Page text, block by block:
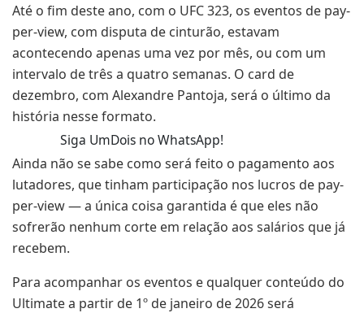
Até o fim deste ano, com o UFC 323, os eventos de pay-
per-view, com disputa de cinturão, estavam
acontecendo apenas uma vez por mês, ou com um
intervalo de três a quatro semanas. O card de
dezembro, com Alexandre Pantoja, será o último da
história nesse formato.
Siga UmDois no WhatsApp!
Ainda não se sabe como será feito o pagamento aos
lutadores, que tinham participação nos lucros de pay-
per-view — a única coisa garantida é que eles não
sofrerão nenhum corte em relação aos salários que já
recebem.
Para acompanhar os eventos e qualquer conteúdo do
Ultimate a partir de 1º de janeiro de 2026 será